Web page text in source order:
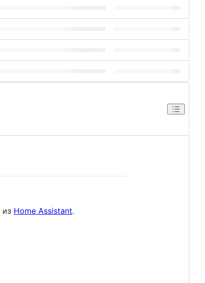
из Home Assistant.